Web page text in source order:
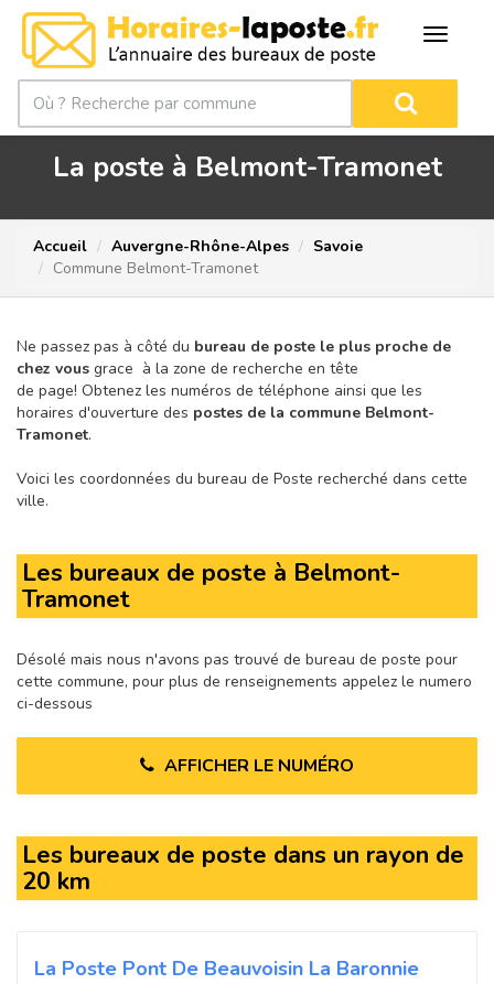
La poste à Belmont-Tramonet
Accueil Auvergne-Rhône-Alpes
Savoie
Commune Belmont-Tramonet
Ne passez pas à côté du bureau de poste le plus proche de
chez vous grace à la zone de recherche en tête
de page! Obtenez les numéros de téléphone ainsi que les
horaires d'ouverture des postes de la commune Belmont-
Tramonet.
Voici les coordonnées du bureau de Poste recherché dans cette
ville.
Les bureaux de poste à Belmont-
Tramonet
Désolé mais nous n'avons pas trouvé de bureau de poste pour
cette commune, pour plus de renseignements appelez le numero
ci-dessous
AFFICHER LE NUMÉRO
Les bureaux de poste dans un rayon de
20 km
La Poste Pont De Beauvoisin La Baronnie